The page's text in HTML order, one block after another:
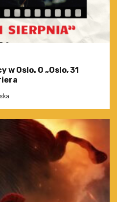
Oslo. O „Oslo, 31